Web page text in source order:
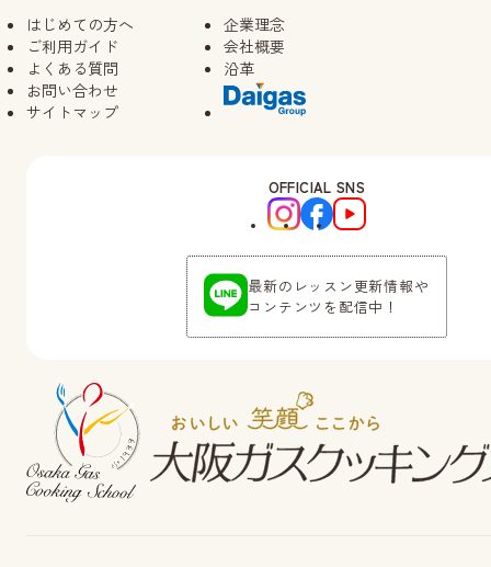
はじめての方へ
ご利用ガイド
よくある質問
お問い合わせ
サイトマップ
企業理念
会社概要
沿革
OFFICIAL SNS
最新のレッスン更新情報や
コンテンツを配信中！